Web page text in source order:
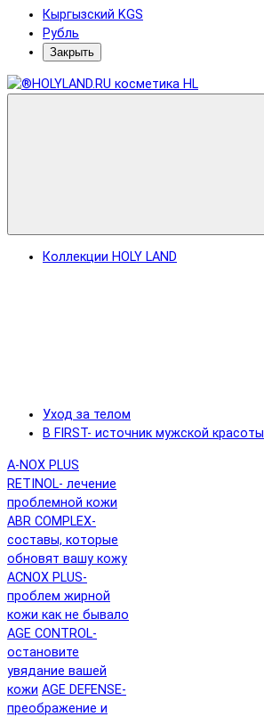
Кыргызский KGS
Рубль
Закрыть
Коллекции HOLY LAND
Уход за телом
B FIRST- источник мужской красоты
A-NOX PLUS
RETINOL- лечение
проблемной кожи
ABR COMPLEX-
составы, которые
обновят вашу кожу
ACNOX PLUS-
проблем жирной
кожи как не бывало
AGE CONTROL-
остановите
увядание вашей
кожи AGE DEFENSE-
преображение и